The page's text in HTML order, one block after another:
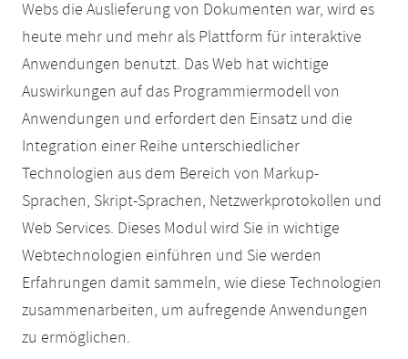
Webs die Auslieferung von Dokumenten war, wird es
heute mehr und mehr als Plattform für interaktive
Anwendungen benutzt. Das Web hat wichtige
Auswirkungen auf das Programmiermodell von
Anwendungen und erfordert den Einsatz und die
Integration einer Reihe unterschiedlicher
Technologien aus dem Bereich von Markup-
Sprachen, Skript-Sprachen, Netzwerkprotokollen und
Web Services. Dieses Modul wird Sie in wichtige
Webtechnologien einführen und Sie werden
Erfahrungen damit sammeln, wie diese Technologien
zusammenarbeiten, um aufregende Anwendungen
zu ermöglichen.